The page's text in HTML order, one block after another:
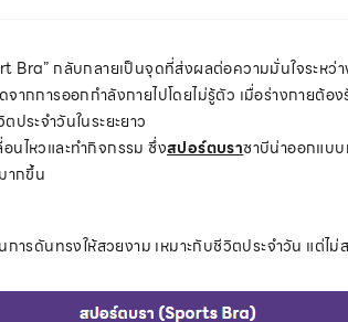
Bra” กลับกลายเป็นจุดที่ส่งผลต่อความมั่นใจระหว่
จากการออกกำลังกายไปโดยไม่รู้ตัว เมื่อร่างกายต้อ
ระจำวันในระยะยาว
นไหวและทำกิจกรรม ซึ่งสปอร์ตบราซาบีน่าออกแบบ
ากขึ้น
ารดันทรงให้สวยงาม เหมาะกับชีวิตประจำวัน แต่ไม่